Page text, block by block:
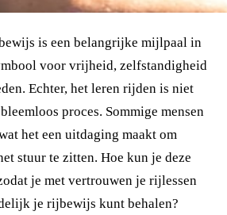
is een belangrijke mijlpaal in
voor vrijheid, zelfstandigheid
Echter, het leren rijden is niet
proces. Sommige mensen
het een uitdaging maakt om
stuur te zitten. Hoe kun je deze
je met vertrouwen je rijlessen
je rijbewijs kunt behalen?